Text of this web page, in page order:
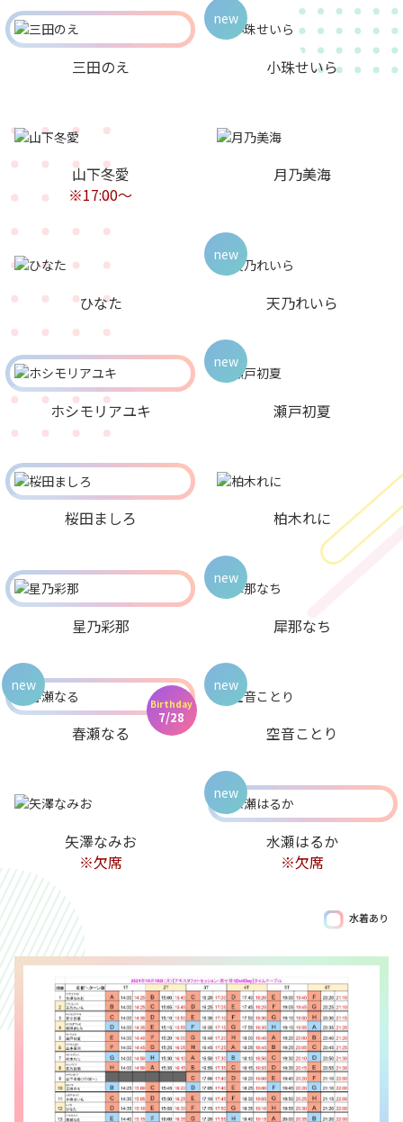
三田のえ 小珠せいら
new
山下冬愛
※17:00〜
月乃美海
ひなた 天乃れいら
new
ホシモリアユキ 瀬戸初夏
new
桜田ましろ
Birthday
7/28
柏木れに
星乃彩那 犀那なち
new
春瀬なる
new
空音ことり
new
矢澤なみお
※欠席
水瀬はるか
※欠席
new
水着あり